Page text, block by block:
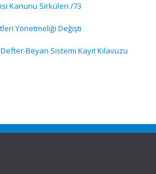
Kanunu Sirküleri /73
Yönetmeliği Değişti
Defter-Beyan Sistemi Kayıt Kılavuzu